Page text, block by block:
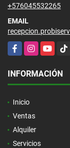
+576045532265
EMAIL
FacebookInstagramYouTube
INFORMACIÓN
Inicio
Ventas
Alquiler
Servicios